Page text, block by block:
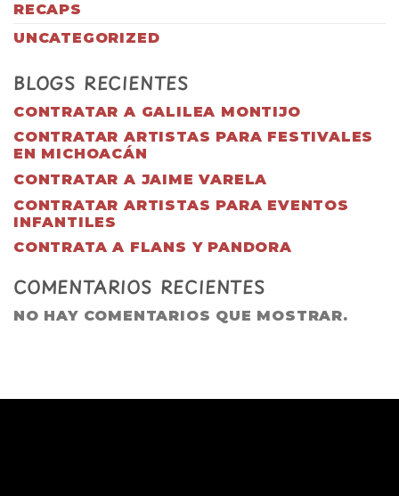
RECAPS
UNCATEGORIZED
BLOGS RECIENTES
CONTRATAR A GALILEA MONTIJO
CONTRATAR ARTISTAS PARA FESTIVALES
EN MICHOACÁN
CONTRATAR A JAIME VARELA
CONTRATAR ARTISTAS PARA EVENTOS
INFANTILES
CONTRATA A FLANS Y PANDORA
COMENTARIOS RECIENTES
NO HAY COMENTARIOS QUE MOSTRAR.